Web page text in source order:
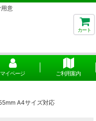
意
カート
マイページ ご利用案内
A4サイズ対応